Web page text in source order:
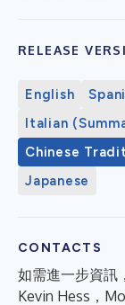
RELEASE
English
Italian
Chinese
Japanese
CONTACTS
如需進一步資訊
Kevin Hess，